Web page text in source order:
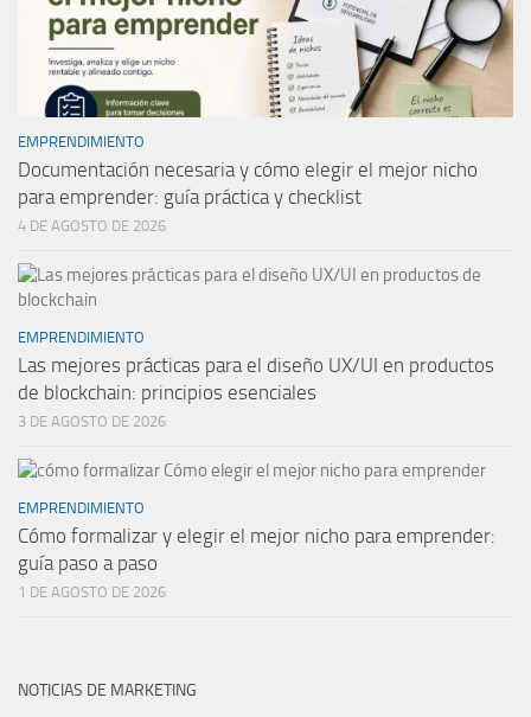
EMPRENDIMIENTO
Documentación necesaria y cómo elegir el mejor nicho
para emprender: guía práctica y checklist
4 DE AGOSTO DE 2026
EMPRENDIMIENTO
Las mejores prácticas para el diseño UX/UI en productos
de blockchain: principios esenciales
3 DE AGOSTO DE 2026
EMPRENDIMIENTO
Cómo formalizar y elegir el mejor nicho para emprender:
guía paso a paso
1 DE AGOSTO DE 2026
NOTICIAS DE MARKETING